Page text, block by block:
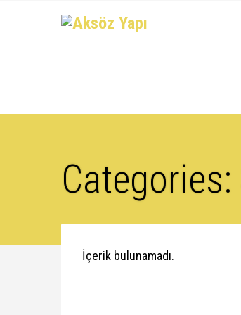
Categories:
İçerik bulunamadı.